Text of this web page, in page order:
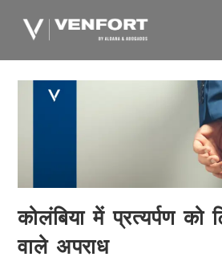
कोलंबिया में प्रत्यर्पण को
वाले अपराध